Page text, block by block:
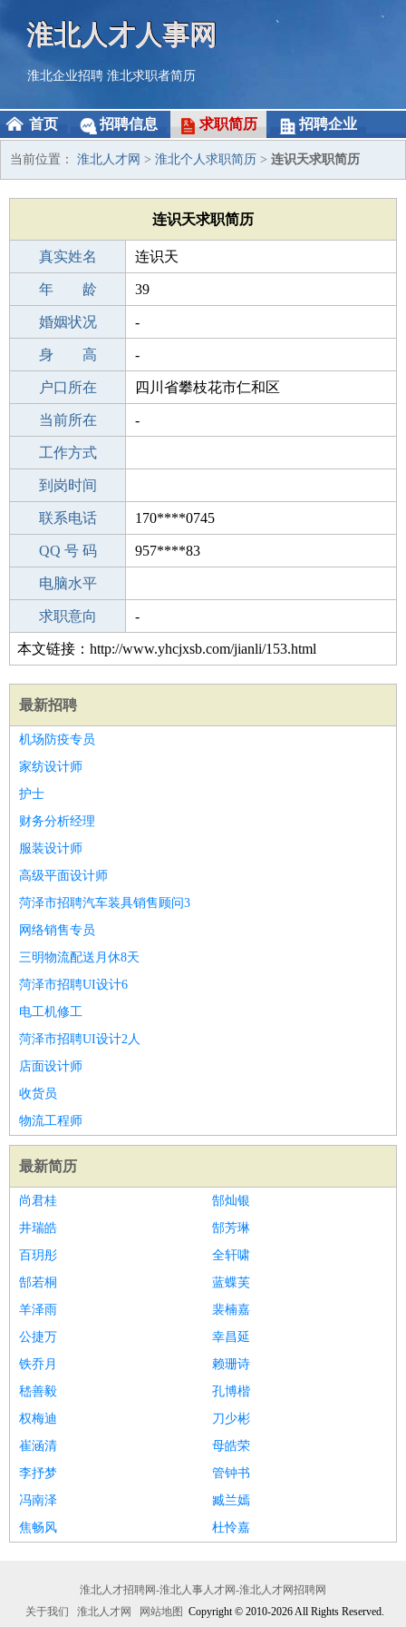
淮北人才人事网
淮北企业招聘 淮北求职者简历
首页 招聘信息 求职简历 招聘企业
当前位置： 淮北人才网 > 淮北个人求职简历 > 连识天求职简历
连识天求职简历
真实姓名 连识天
性 别 男
年 龄 39
出生年月 1987-03-28
婚姻状况 -
学 历 中专
身 高 -
毕业学校 中专
户口所在 四川省攀枝花市仁和区
所学专业 -
当前所在 -
工作经验
工作方式
驾 照
到岗时间
期望月薪
联系电话 170****0745
手机号码 170****0745
QQ 号 码 957****83
微信号码
电脑水平
外语水平
求职意向 -
本文链接：http://www.yhcjxsb.com/jianli/153.html
最新招聘
机场防疫专员
家纺设计师
护士
财务分析经理
服装设计师
高级平面设计师
菏泽市招聘汽车装具销售顾问3
网络销售专员
三明物流配送月休8天
菏泽市招聘UI设计6
电工机修工
菏泽市招聘UI设计2人
店面设计师
收货员
物流工程师
最新简历
尚君桂
郜灿银
井瑞皓
郜芳琳
百玥彤
全轩啸
郜若桐
蓝蝶芙
羊泽雨
裴楠嘉
公捷万
幸昌延
铁乔月
赖珊诗
嵇善毅
孔博楷
权梅迪
刀少彬
崔涵清
母皓荣
李抒梦
管钟书
冯南泽
臧兰嫣
焦畅风
杜怜嘉
淮北人才招聘网-淮北人事人才网-淮北人才网招聘网
关于我们
淮北人才网 网站地图 Copyright © 2010-2026 All Rights Reserved.